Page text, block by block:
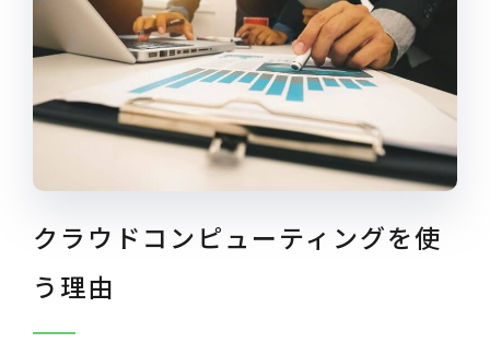
クラウドコンピューティングを使
う理由